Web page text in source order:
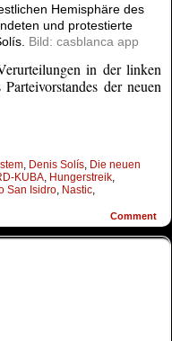
Hemisphäre des
und protestierte
Bild: casblanca app
in der linken
der neuen
, Denis Solís, Die neuen
KUBA, Hungerstreik,
San Isidro, Nastic,
Comment